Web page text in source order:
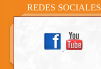
REDES SOCIALES